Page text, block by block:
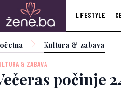
Lifestyle
Kultura & zabava
& ZABAVA
počinje